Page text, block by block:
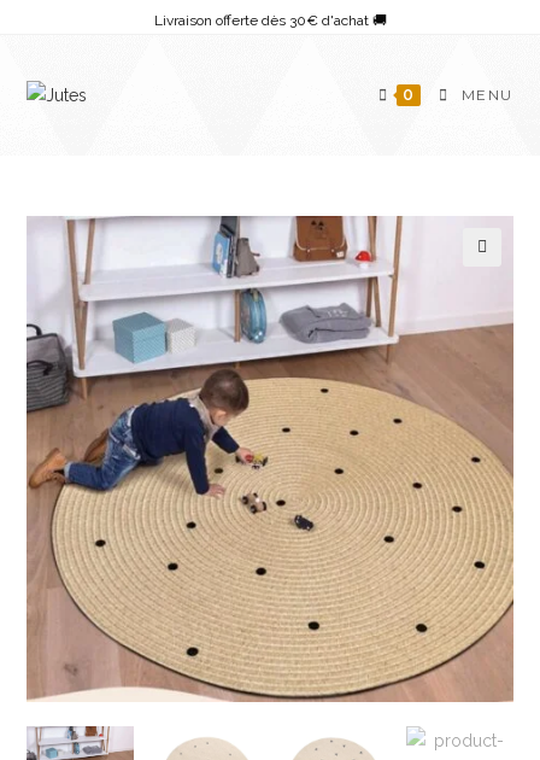
Livraison offerte dès 30€ d'achat 🚚
0 MENU